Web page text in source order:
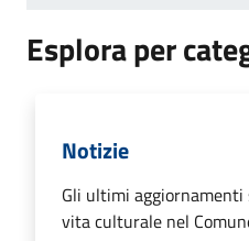
Esplora per
Notizie
Gli ultimi
vita culturale nel